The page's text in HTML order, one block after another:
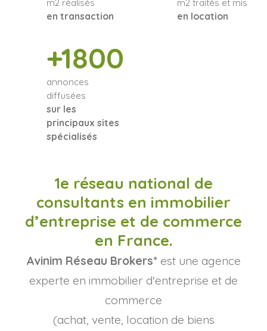
en transaction
en location
+1800
annonces
diffusées
sur les
principaux sites
spécialisés
1e réseau national de
consultants en immobilier
d’entreprise et de commerce
en France.
Avinim Réseau Brokers* est une agence
experte en immobilier d'entreprise et de
commerce
(achat, vente, location de biens